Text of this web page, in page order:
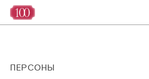
ПЕРСОНЫ